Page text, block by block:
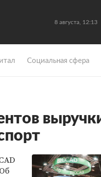
8 августа, 12:13
Социальная сфера